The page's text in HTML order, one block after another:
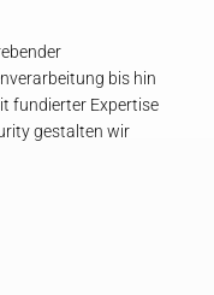
bis hin
fundierter Expertise
gestalten wir